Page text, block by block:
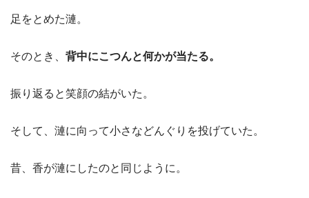
足をとめた漣。
そのとき、 背中にこつんと何かが当たる。
振り返ると笑顔の結がいた。
そして、漣に向って小さなどんぐりを投げていた。
昔、香が漣にしたのと同じように。